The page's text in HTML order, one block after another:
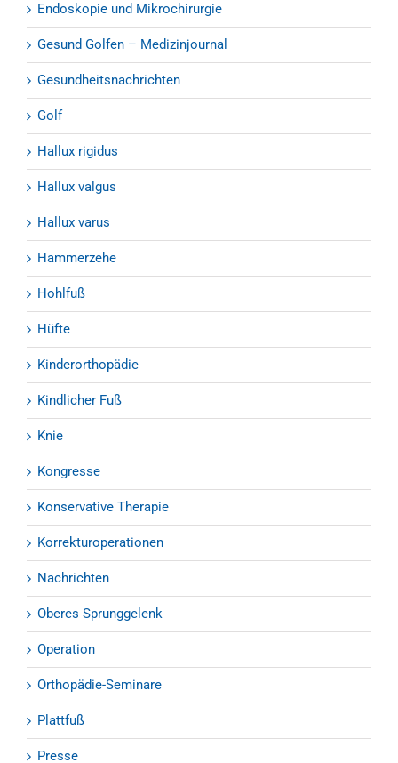
Endoskopie und Mikrochirurgie
Gesund Golfen – Medizinjournal
Gesundheitsnachrichten
Golf
Hallux rigidus
Hallux valgus
Hallux varus
Hammerzehe
Hohlfuß
Hüfte
Kinderorthopädie
Kindlicher Fuß
Knie
Kongresse
Konservative Therapie
Korrekturoperationen
Nachrichten
Oberes Sprunggelenk
Operation
Orthopädie-Seminare
Plattfuß
Presse